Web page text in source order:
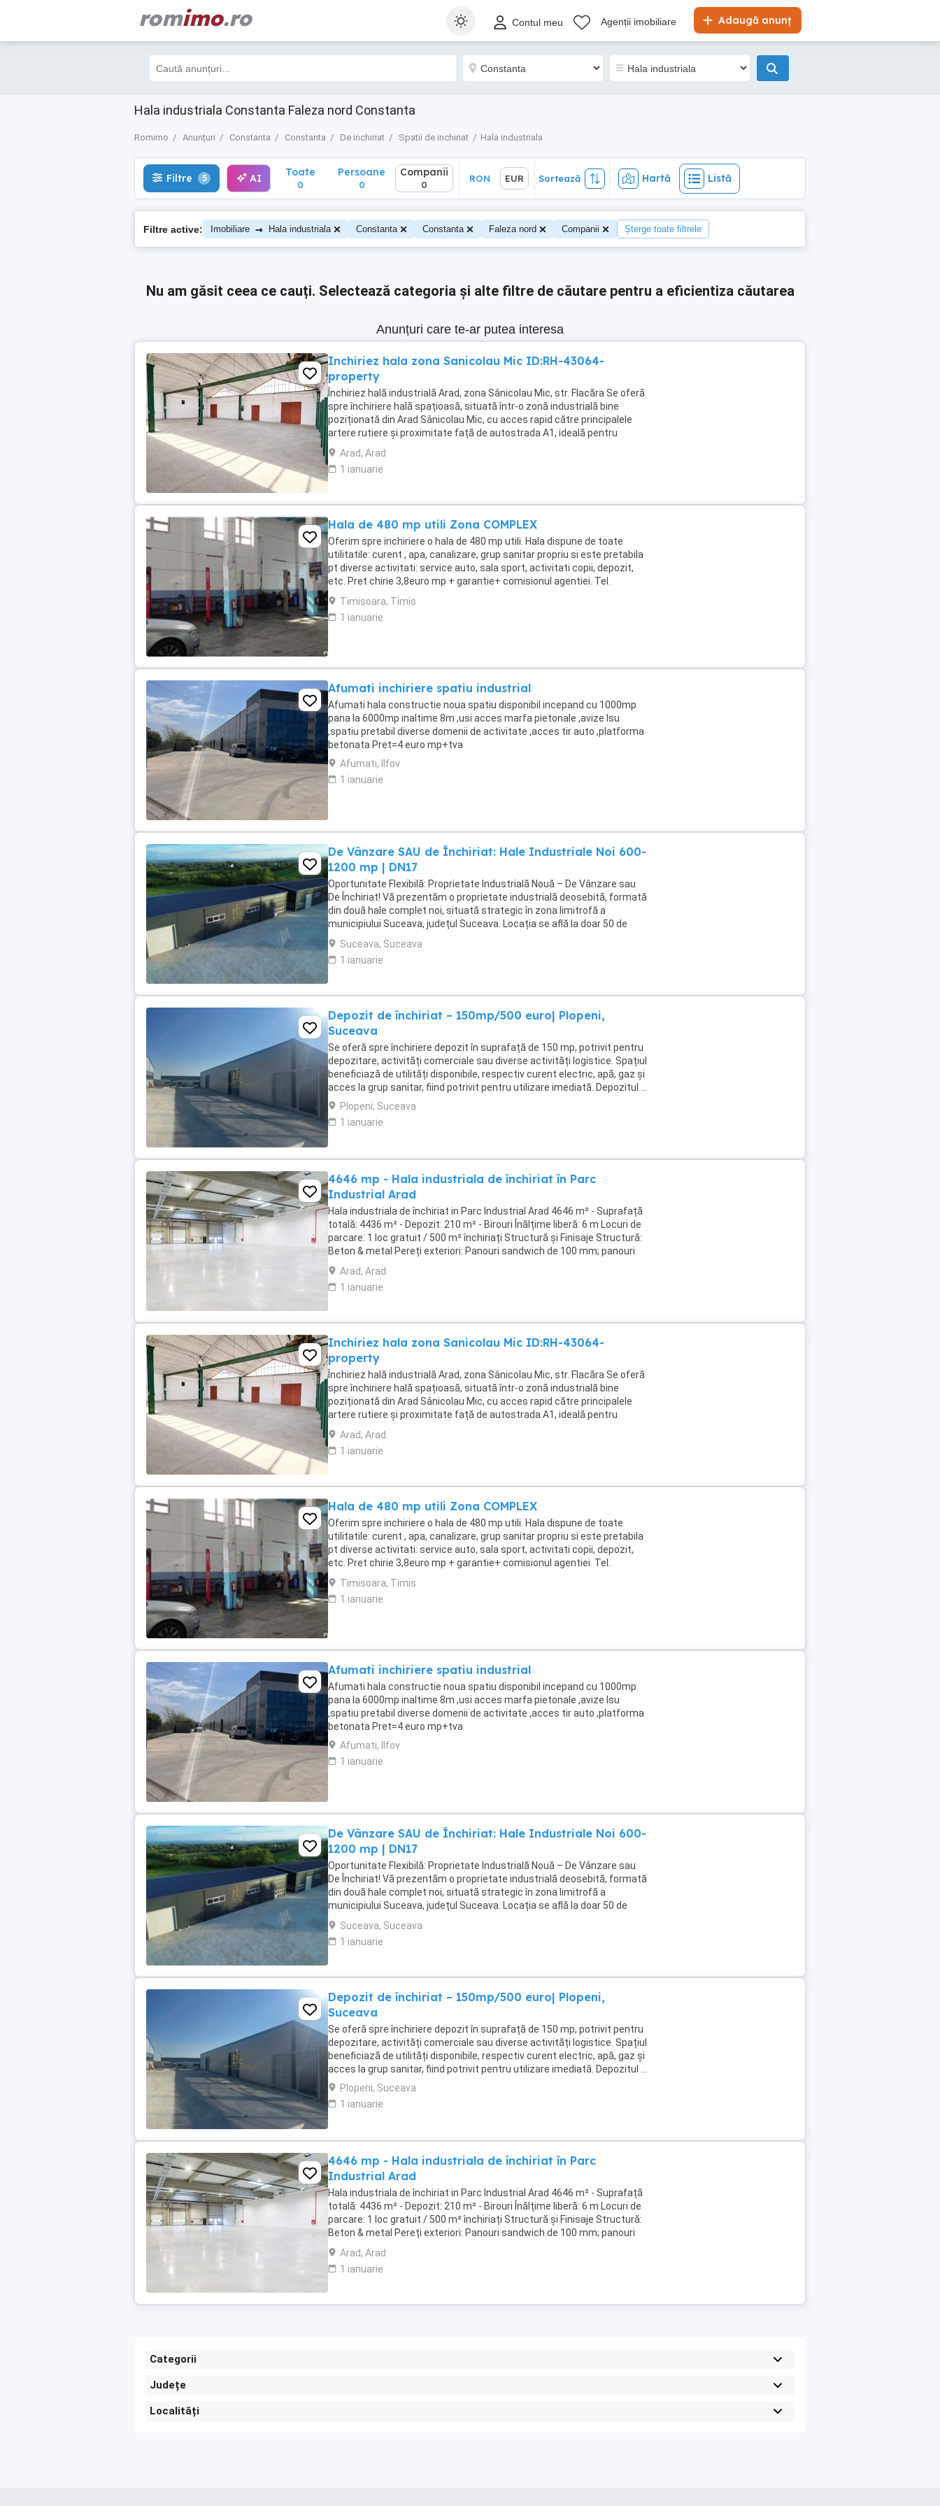
romimo.ro Adaugă anunț
Contul meu Agenții imobiliare
Hala industriala Constanta Faleza nord Constanta
Romimo Anunțuri Constanta Constanta De inchiriat Spatii de inchiriat Hala industriala
Filtre 5 AI RON EUR Sortează Hartă Listă
Filtre 5 AI Toate
0
Persoane
0
Companii
0
RON EUR Sortează Hartă Listă
Filtre active: Imobiliare → Hala industriala Constanta Constanta Faleza nord Companii Șterge toate filtrele
Nu am găsit ceea ce cauți. Selectează categoria și alte filtre de căutare pentru a eficientiza căutarea
Anunțuri care te-ar putea interesa
Inchiriez hala zona Sanicolau Mic ID:RH-43064-
property
Închiriez hală industrială Arad, zona Sânicolau Mic, str. Flacăra Se oferă
spre închiriere hală spațioasă, situată într-o zonă industrială bine
poziționată din Arad Sânicolau Mic, cu acces rapid către principalele
artere rutiere și proximitate față de autostrada A1, ideală pentru
activități de producție, ...
Arad, Arad
1 ianuarie
Hala de 480 mp utili Zona COMPLEX
Oferim spre inchiriere o hala de 480 mp utili. Hala dispune de toate
utilitatile: curent , apa, canalizare, grup sanitar propriu si este pretabila
pt diverse activitati: service auto, sala sport, activitati copii, depozit,
etc. Pret chirie 3,8euro mp + garantie+ comisionul agentiei. Tel.
O72172133 ...
Timisoara, Timis
1 ianuarie
Afumati inchiriere spatiu industrial
Afumati hala constructie noua spatiu disponibil incepand cu 1000mp
pana la 6000mp inaltime 8m ,usi acces marfa pietonale ,avize Isu
,spatiu pretabil diverse domenii de activitate ,acces tir auto ,platforma
betonata Pret=4 euro mp+tva
Afumati, Ilfov
1 ianuarie
De Vânzare SAU de Închiriat: Hale Industriale Noi 600-
1200 mp | DN17
Oportunitate Flexibilă: Proprietate Industrială Nouă – De Vânzare sau
De Închiriat! Vă prezentăm o proprietate industrială deosebită, formată
din două hale complet noi, situată strategic în zona limitrofă a
municipiului Suceava, județul Suceava. Locația se află la doar 50 de
metri de drumul național ...
Suceava, Suceava
1 ianuarie
Depozit de închiriat – 150mp/500 euro| Plopeni,
Suceava
Se oferă spre închiriere depozit în suprafață de 150 mp, potrivit pentru
depozitare, activități comerciale sau diverse activități logistice. Spațiul
beneficiază de utilități disponibile, respectiv curent electric, apă, gaz și
acces la grup sanitar, fiind potrivit pentru utilizare imediată. Depozitul ...
Plopeni, Suceava
1 ianuarie
4646 mp - Hala industriala de închiriat în Parc
Industrial Arad
Hala industriala de închiriat in Parc Industrial Arad 4646 m² - Suprafață
totală: 4436 m² - Depozit: 210 m² - Birouri Înălțime liberă: 6 m Locuri de
parcare: 1 loc gratuit / 500 m² închiriați Structură și Finisaje Structură:
Beton & metal Pereți exteriori: Panouri sandwich de 100 mm; panouri
prefabricate ...
Arad, Arad
1 ianuarie
Inchiriez hala zona Sanicolau Mic ID:RH-43064-
property
Închiriez hală industrială Arad, zona Sânicolau Mic, str. Flacăra Se oferă
spre închiriere hală spațioasă, situată într-o zonă industrială bine
poziționată din Arad Sânicolau Mic, cu acces rapid către principalele
artere rutiere și proximitate față de autostrada A1, ideală pentru
activități de producție, ...
Arad, Arad
1 ianuarie
Hala de 480 mp utili Zona COMPLEX
Oferim spre inchiriere o hala de 480 mp utili. Hala dispune de toate
utilitatile: curent , apa, canalizare, grup sanitar propriu si este pretabila
pt diverse activitati: service auto, sala sport, activitati copii, depozit,
etc. Pret chirie 3,8euro mp + garantie+ comisionul agentiei. Tel.
O72172133 ...
Timisoara, Timis
1 ianuarie
Afumati inchiriere spatiu industrial
Afumati hala constructie noua spatiu disponibil incepand cu 1000mp
pana la 6000mp inaltime 8m ,usi acces marfa pietonale ,avize Isu
,spatiu pretabil diverse domenii de activitate ,acces tir auto ,platforma
betonata Pret=4 euro mp+tva
Afumati, Ilfov
1 ianuarie
De Vânzare SAU de Închiriat: Hale Industriale Noi 600-
1200 mp | DN17
Oportunitate Flexibilă: Proprietate Industrială Nouă – De Vânzare sau
De Închiriat! Vă prezentăm o proprietate industrială deosebită, formată
din două hale complet noi, situată strategic în zona limitrofă a
municipiului Suceava, județul Suceava. Locația se află la doar 50 de
metri de drumul național ...
Suceava, Suceava
1 ianuarie
Depozit de închiriat – 150mp/500 euro| Plopeni,
Suceava
Se oferă spre închiriere depozit în suprafață de 150 mp, potrivit pentru
depozitare, activități comerciale sau diverse activități logistice. Spațiul
beneficiază de utilități disponibile, respectiv curent electric, apă, gaz și
acces la grup sanitar, fiind potrivit pentru utilizare imediată. Depozitul ...
Plopeni, Suceava
1 ianuarie
4646 mp - Hala industriala de închiriat în Parc
Industrial Arad
Hala industriala de închiriat in Parc Industrial Arad 4646 m² - Suprafață
totală: 4436 m² - Depozit: 210 m² - Birouri Înălțime liberă: 6 m Locuri de
parcare: 1 loc gratuit / 500 m² închiriați Structură și Finisaje Structură:
Beton & metal Pereți exteriori: Panouri sandwich de 100 mm; panouri
prefabricate ...
Arad, Arad
1 ianuarie
Categorii
Județe
Localități